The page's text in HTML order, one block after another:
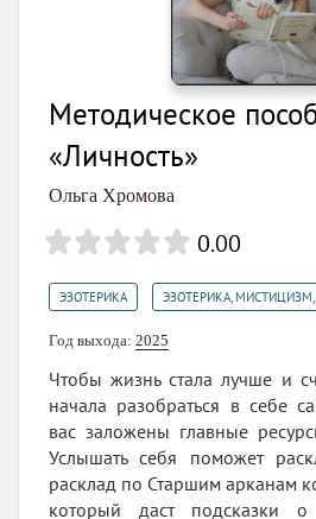
Методическое
«Личность»
Ольга Хромова
0.00
ЭЗОТЕРИКА ЭЗОТЕРИКА,
Год выхода: 2025
Чтобы жизнь стала лучше и
начала разобраться в себе
вас заложены главные
Услышать себя поможет
расклад по Старшим арканам
который даст подсказки